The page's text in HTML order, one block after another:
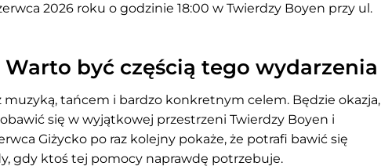
2026 roku o godzinie 18:00 w Twierdzy Boyen przy ul.
Warto być częścią tego wydarzenia
muzyką, tańcem i bardzo konkretnym celem. Będzie okazja,
się w wyjątkowej przestrzeni Twierdzy Boyen i
Giżycko po raz kolejny pokaże, że potrafi bawić się
gdy ktoś tej pomocy naprawdę potrzebuje.